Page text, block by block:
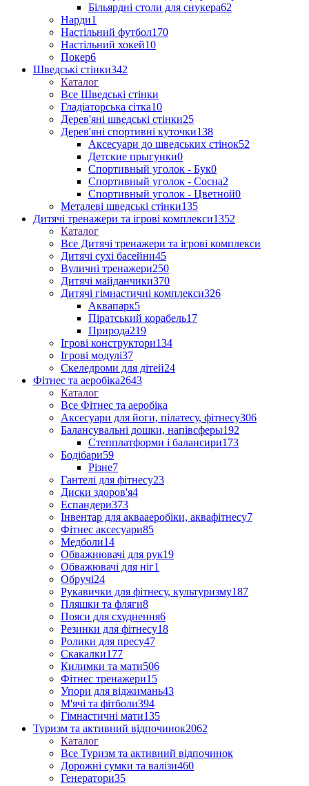
Більярдні столи для снукера62
Нарди1
Настільний футбол170
Настільний хокей10
Покер6
Шведські стінки342
Каталог
Все Шведські стінки
Гладіаторська сітка10
Дерев'яні шведські стінки25
Дерев'яні спортивні куточки138
Аксесуари до шведських стінок52
Детские прыгунки0
Спортивный уголок - Бук0
Спортивный уголок - Сосна2
Спортивный уголок - Цветной0
Металеві шведські стінки135
Дитячі тренажери та ігрові комплекси1352
Каталог
Все Дитячі тренажери та ігрові комплекси
Дитячі сухі басейни45
Вуличні тренажери250
Дитячі майданчики370
Дитячі гімнастичні комплекси326
Аквапарк5
Піратський корабель17
Природа219
Ігрові конструктори134
Ігрові модулі37
Скеледроми для дітей24
Фітнес та аеробіка2643
Каталог
Все Фітнес та аеробіка
Аксесуари для йоги, пілатесу, фітнесу306
Балансувальні дошки, напівсферы192
Степплатформи і балансири173
Бодібари59
Різне7
Гантелі для фітнесу23
Диски здоров'я4
Еспандери373
Інвентар для аквааеробіки, аквафітнесу7
Фітнес аксесуари85
Медболи14
Обважнювачі для рук19
Обважювачі для ніг1
Обручі24
Рукавички для фітнесу, культуризму187
Пляшки та фляги8
Пояси для схуднення6
Резинки для фітнесу18
Ролики для пресу47
Скакалки177
Килимки та мати506
Фітнес тренажери15
Упори для віджимань43
М'ячі та фітболи394
Гімнастичні мати135
Туризм та активний відпочинок2062
Каталог
Все Туризм та активний відпочинок
Дорожні сумки та валізи460
Генератори35